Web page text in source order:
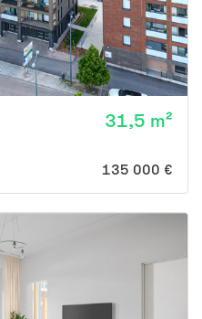
31,5 m²
135 000 €